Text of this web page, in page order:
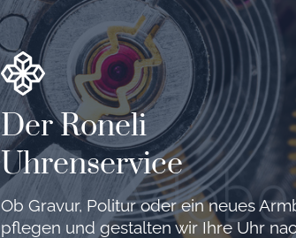
Der Roneli
Uhrenservice
Ob Gravur, Politur oder ein neues
pflegen und gestalten wir Ihre Uhr